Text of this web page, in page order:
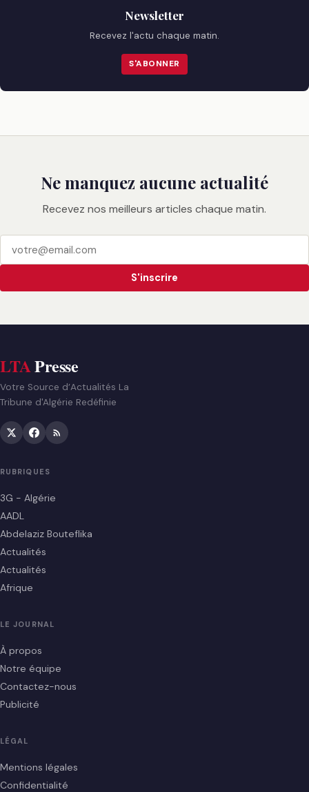
Newsletter
Recevez l'actu chaque matin.
S'ABONNER
Ne manquez aucune actualité
Recevez nos meilleurs articles chaque matin.
S'inscrire
LTAPresse
Votre Source d’Actualités La
Tribune d'Algérie Redéfinie
RUBRIQUES
3G - Algérie
AADL
Abdelaziz Bouteflika
Actualités
Actualités
Afrique
LE JOURNAL
À propos
Notre équipe
Contactez-nous
Publicité
LÉGAL
Mentions légales
Confidentialité